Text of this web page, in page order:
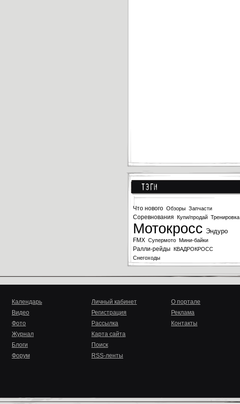
Тэги
Что нового Обзоры Запчасти
Соревнования Купи/продай Тренировка
Мотокросс Эндуро
FMX Супермото Мини-байки
Ралли-рейды КВАДРОКРОСС
Снегоходы
Календарь
Видео
Фото
Журнал
Блоги
Форум
Личный кабинет
Регистрация
Рассылка
Карта сайта
Поиск
RSS-ленты
О портале
Реклама
Контакты